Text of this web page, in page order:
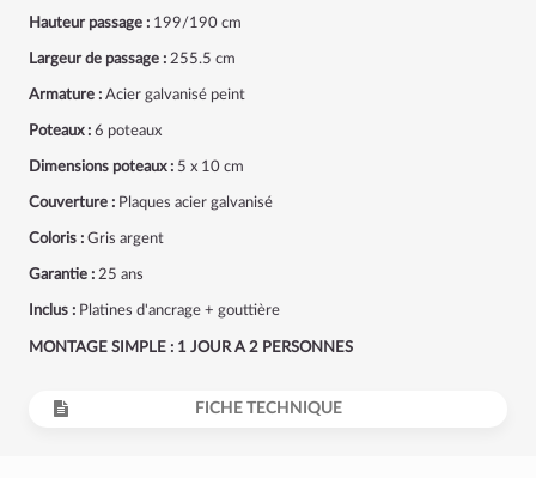
Hauteur passage : 199/190 cm
Largeur de passage : 255.5 cm
Armature : Acier galvanisé peint
Poteaux : 6 poteaux
Dimensions poteaux : 5 x 10 cm
Couverture : Plaques acier galvanisé
Coloris : Gris argent
Garantie : 25 ans
Inclus : Platines d'ancrage + gouttière
MONTAGE SIMPLE : 1 JOUR A 2 PERSONNES
FICHE TECHNIQUE